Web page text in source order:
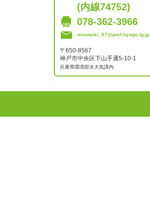
(内線74752)
078-362-3966
mizutaiki_07@pref.hyogo.lg.jp
〒650-8567
神戸市中央区下山手通5-10-1
兵庫県環境部水大気課内